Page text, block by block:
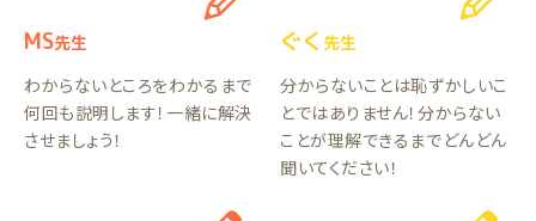
MS先生
わからないところをわかるまで
何回も説明します！一緒に解決
させましょう！
ぐく 先生
分からないことは恥ずかしいこ
とではありません！分からない
ことが理解できるまでどんどん
聞いてください！